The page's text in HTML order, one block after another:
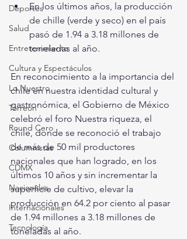
Deportes
Salud
Entretenimiento
Cultura y Espectáculos
Lo Nuestro
Torreón
Round Cero
Columnistas
CDMX
Nacionales
Internacionales
Tecnología
​En los últimos años, la producción
de chille (verde y seco) en el país
pasó de 1.94 a 3.18 millones de
toneladas al año.
En reconocimiento a la importancia del
chile en nuestra identidad cultural y
gastronómica, el Gobierno de México
celebró el foro Nuestra riqueza, el
chile, donde se reconoció el trabajo
de más de 50 mil productores
nacionales que han logrado, en los
últimos 10 años y sin incrementar la
superficie de cultivo, elevar la
producción en 64.2 por ciento al pasar
de 1.94 millones a 3.18 millones de
toneladas al año.